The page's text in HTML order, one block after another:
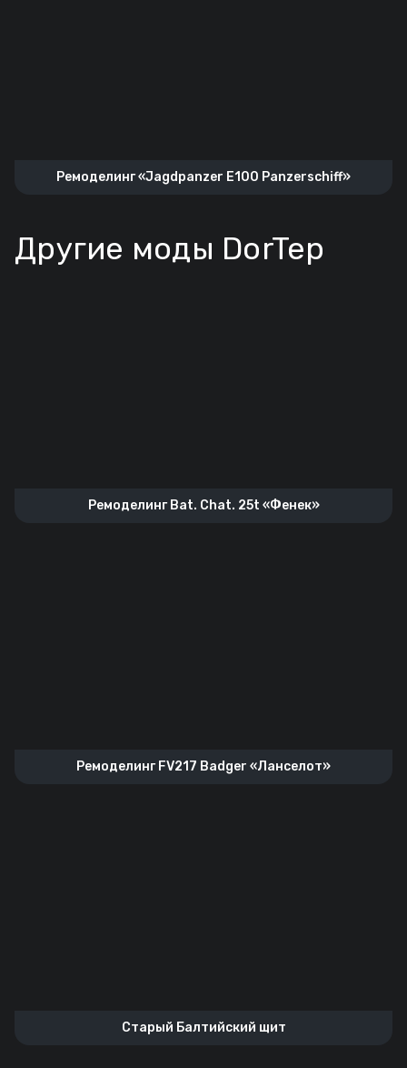
Ремоделинг «Jagdpanzer E100 Panzerschiff»
Другие моды DorTep
Ремоделинг Bat. Chat. 25t «Фенек»
Ремоделинг FV217 Badger «Ланселот»
Старый Балтийский щит